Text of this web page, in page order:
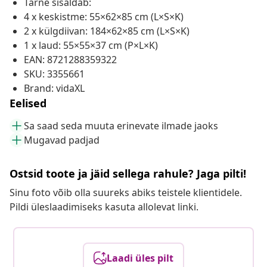
4 x keskistme: 55×62×85 cm (L×S×K)
2 x külgdiivan: 184×62×85 cm (L×S×K)
1 x laud: 55×55×37 cm (P×L×K)
EAN: 8721288359322
SKU: 3355661
Brand: vidaXL
Eelised
Sa saad seda muuta erinevate ilmade jaoks
Mugavad padjad
Ostsid toote ja jäid sellega rahule? Jaga pilti!
Sinu foto võib olla suureks abiks teistele klientidele.
Pildi üleslaadimiseks kasuta allolevat linki.
Laadi üles pilt